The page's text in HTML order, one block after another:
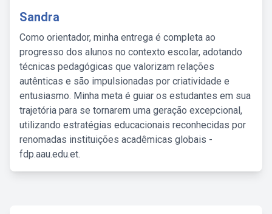
Sandra
Como orientador, minha entrega é completa ao
progresso dos alunos no contexto escolar, adotando
técnicas pedagógicas que valorizam relações
autênticas e são impulsionadas por criatividade e
entusiasmo. Minha meta é guiar os estudantes em sua
trajetória para se tornarem uma geração excepcional,
utilizando estratégias educacionais reconhecidas por
renomadas instituições acadêmicas globais -
fdp.aau.edu.et.